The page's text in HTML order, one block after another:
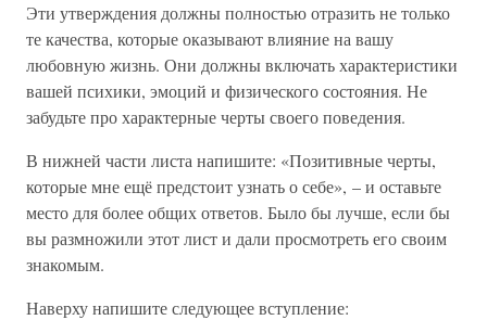
Эти утверждения должны полностью отразить не только
те качества, которые оказывают влияние на вашу
любовную жизнь. Они должны включать характеристики
вашей психики, эмоций и физического состояния. Не
забудьте про характерные черты своего поведения.
В нижней части листа напишите: «Позитивные черты,
которые мне ещё предстоит узнать о себе», – и оставьте
место для более общих ответов. Было бы лучше, если бы
вы размножили этот лист и дали просмотреть его своим
знакомым.
Наверху напишите следующее вступление: